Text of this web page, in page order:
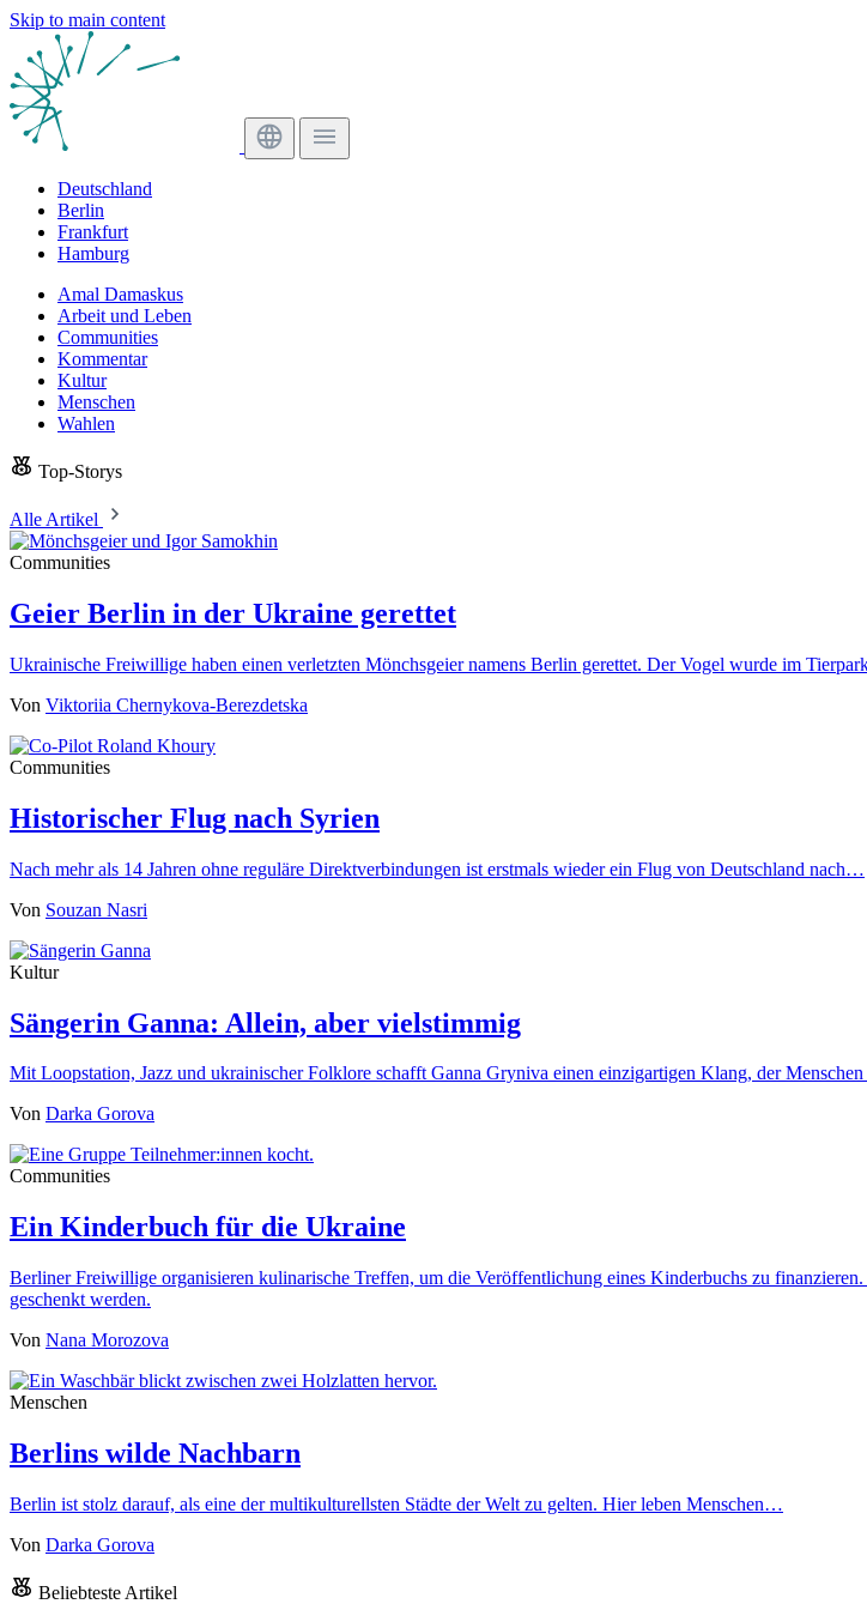
Skip to main content
Deutschland
Berlin
Frankfurt
Hamburg
Amal Damaskus
Arbeit und Leben
Communities
Kommentar
Kultur
Menschen
Wahlen
Top-Storys
Alle Artikel
Communities
Geier Berlin in der Ukraine gerettet
Ukrainische Freiwillige haben einen verletzten Mönchsgeier namens Berlin gerettet. Der Vogel wurde im
Von Viktoriia Chernykova-Berezdetska
Communities
Historischer Flug nach Syrien
Nach mehr als 14 Jahren ohne reguläre Direktverbindungen ist erstmals wieder ein Flug von Deutschland nach…
Von Souzan Nasri
Kultur
Sängerin Ganna: Allein, aber vielstimmig
Mit Loopstation, Jazz und ukrainischer Folklore schafft Ganna Gryniva einen einzigartigen Klang, der
Von Darka Gorova
Communities
Ein Kinderbuch für die Ukraine
Berliner Freiwillige organisieren kulinarische Treffen, um die Veröffentlichung eines Kinderbuchs zu
geschenkt werden.
Von Nana Morozova
Menschen
Berlins wilde Nachbarn
Berlin ist stolz darauf, als eine der multikulturellsten Städte der Welt zu gelten. Hier leben Menschen…
Von Darka Gorova
Beliebteste Artikel